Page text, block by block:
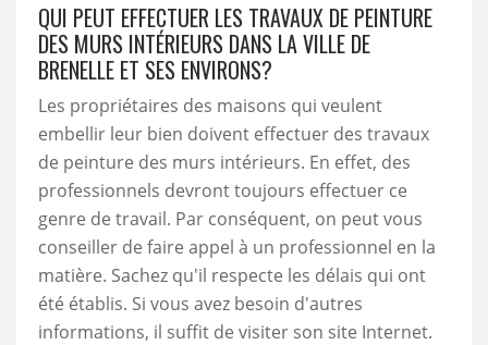
QUI PEUT EFFECTUER LES TRAVAUX DE PEINTURE
DES MURS INTÉRIEURS DANS LA VILLE DE
BRENELLE ET SES ENVIRONS?
Les propriétaires des maisons qui veulent
embellir leur bien doivent effectuer des travaux
de peinture des murs intérieurs. En effet, des
professionnels devront toujours effectuer ce
genre de travail. Par conséquent, on peut vous
conseiller de faire appel à un professionnel en la
matière. Sachez qu'il respecte les délais qui ont
été établis. Si vous avez besoin d'autres
informations, il suffit de visiter son site Internet.